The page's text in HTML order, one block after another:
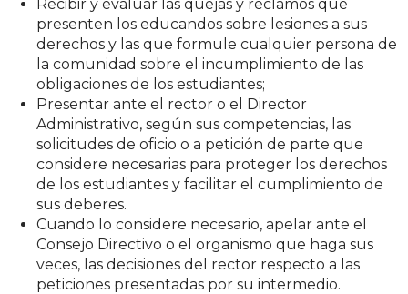
Recibir y evaluar las quejas y reclamos que
presenten los educandos sobre lesiones a sus
derechos y las que formule cualquier persona de
la comunidad sobre el incumplimiento de las
obligaciones de los estudiantes;
Presentar ante el rector o el Director
Administrativo, según sus competencias, las
solicitudes de oficio o a petición de parte que
considere necesarias para proteger los derechos
de los estudiantes y facilitar el cumplimiento de
sus deberes.
Cuando lo considere necesario, apelar ante el
Consejo Directivo o el organismo que haga sus
veces, las decisiones del rector respecto a las
peticiones presentadas por su intermedio.